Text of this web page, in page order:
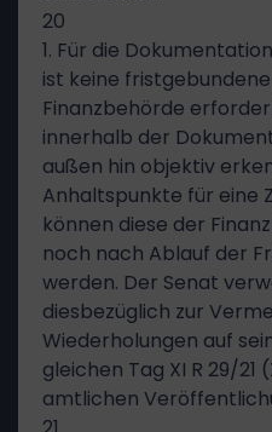
20
1. Für die
ist keine
Finanzbehörde
innerhalb der
außen hin objektiv
Anhaltspunkte für eine
können diese der
noch nach Ablauf der
werden. Der Senat
diesbezüglich zur
Wiederholungen auf
gleichen Tag XI R 29/21
amtlichen